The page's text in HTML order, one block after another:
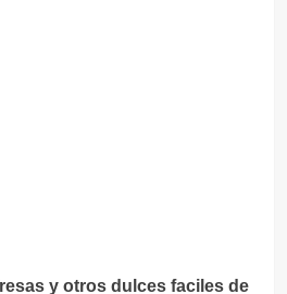
y otros dulces faciles de